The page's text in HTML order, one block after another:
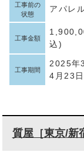
工事前の
状態
アパレ
工事金額
込)
工事期間
2025年
4月23日
質屋［東京/新